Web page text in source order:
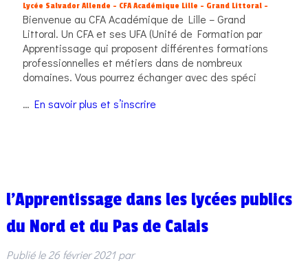
Lycée Salvador Allende – CFA Académique Lille – Grand Littoral –
Bienvenue au CFA Académique de Lille – Grand
Littoral. Un CFA et ses UFA (Unité de Formation par
Apprentissage qui proposent différentes formations
professionnelles et métiers dans de nombreux
domaines. Vous pourrez échanger avec des spéci
… En savoir plus et s’inscrire
l’Apprentissage dans les lycées publics
du Nord et du Pas de Calais
Publié le26 février 2021par